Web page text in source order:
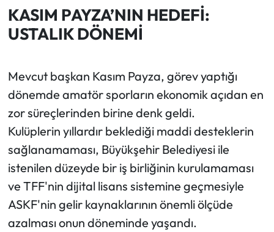
KASIM PAYZA’NIN HEDEFİ:
USTALIK DÖNEMİ
Mevcut başkan Kasım Payza, görev yaptığı
dönemde amatör sporların ekonomik açıdan en
zor süreçlerinden birine denk geldi.
Kulüplerin yıllardır beklediği maddi desteklerin
sağlanamaması, Büyükşehir Belediyesi ile
istenilen düzeyde bir iş birliğinin kurulamaması
ve TFF'nin dijital lisans sistemine geçmesiyle
ASKF'nin gelir kaynaklarının önemli ölçüde
azalması onun döneminde yaşandı.